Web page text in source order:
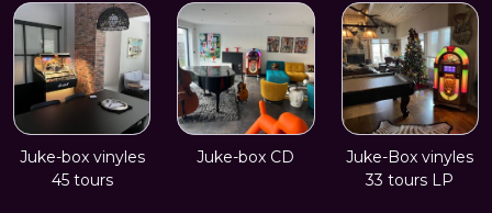
Juke-box vinyles
45 tours
Juke-box CD
Juke-Box vinyles
33 tours LP